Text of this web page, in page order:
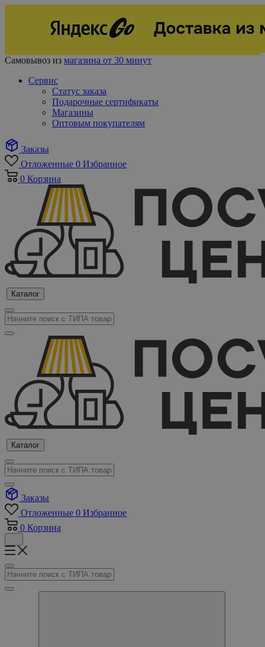
Самовывоз из магазина от 30 минут
Сервис
Статус заказа
Подарочные сертификаты
Магазины
Оптовым покупателям
Заказы
Отложенные 0 Избранное
0 Корзина
Каталог
Каталог
Заказы
Отложенные 0 Избранное
0 Корзина